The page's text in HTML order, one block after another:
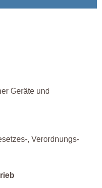
Geräte und
, Verordnungs-